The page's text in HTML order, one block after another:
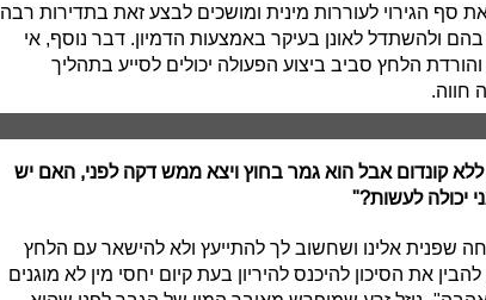
סף הגירוי לעוררות מינית ומושכים לבצע זאת בתדירות רבה
בהם ולהשתדל לאונן בעיקר באמצעות הדמיון. דבר נוסף, אי
הלחץ סביב ביצוע הפעולה יכולים לסייע בתהליך
חווה.
מין ללא קונדום אבל הוא גמר בחוץ ויצא ממש דקה לפני, האם יש
יכולה לעשות?"
שפנית אלינו ושחשוב לך להתייעץ ולא להישאר עם הלחץ
את הסיכון להיכנס להיריון בעת קיום יחסי מין לא מוגנים